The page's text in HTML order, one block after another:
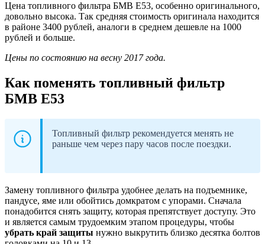
Цена топливного фильтра БМВ Е53, особенно оригинального,
довольно высока. Так средняя стоимость оригинала находится
в районе 3400 рублей, аналоги в среднем дешевле на 1000
рублей и больше.
Цены по состоянию на весну 2017 года.
Как поменять топливный фильтр
БМВ Е53
Топливный фильтр рекомендуется менять не
раньше чем через пару часов после поездки.
Замену топливного фильтра удобнее делать на подъемнике,
пандусе, яме или обойтись домкратом с упорами. Сначала
понадобится снять защиту, которая препятствует доступу. Это
и является самым трудоемким этапом процедуры, чтобы
убрать край защиты нужно выкрутить близко десятка болтов